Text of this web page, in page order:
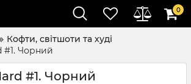
0
Кофти, світшоти та худі
#1. Чорний
#1. Чорний